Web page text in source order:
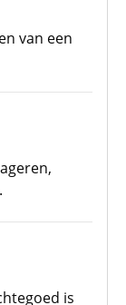
van een
is